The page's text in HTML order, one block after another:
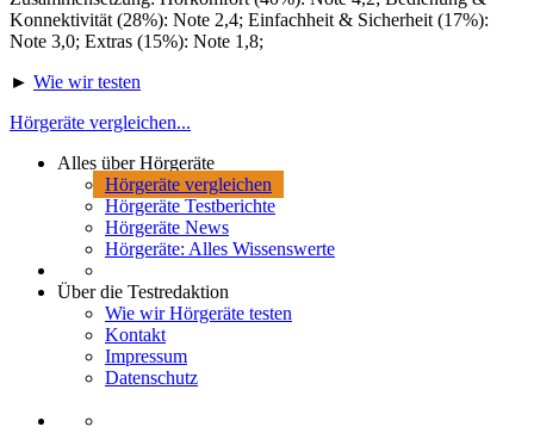
Konnektivität (28%): Note 2,4; Einfachheit & Sicherheit (17%):
Note 3,0; Extras (15%): Note 1,8;
► Wie wir testen
Hörgeräte vergleichen...
Alles über Hörgeräte
Hörgeräte vergleichen
Hörgeräte Testberichte
Hörgeräte News
Hörgeräte: Alles Wissenswerte
Über die Testredaktion
Wie wir Hörgeräte testen
Kontakt
Impressum
Datenschutz